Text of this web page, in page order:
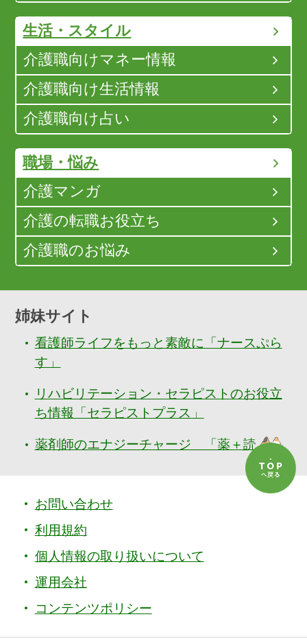
生活・スタイル
介護職向けマネー情報
介護職向け生活情報
介護職向け占い
職場・悩み
介護マンガ
介護の転職お役立ち
介護職のお悩み
姉妹サイト
看護師ライフをもっと素敵に「ナースぷら
す」
リハビリテーション・セラピストのお役立
ち情報「セラピストプラス」
薬剤師のエナジーチャージ 「薬＋読」
お問い合わせ
利用規約
個人情報の取り扱いについて
運用会社
コンテンツポリシー